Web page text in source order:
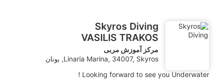
Skyros Diving
VASILIS TRAKOS
مرکز آموزش مربی
Linaria Marina, 34007, Skyros, یونان
Looking forward to see you Underwater !